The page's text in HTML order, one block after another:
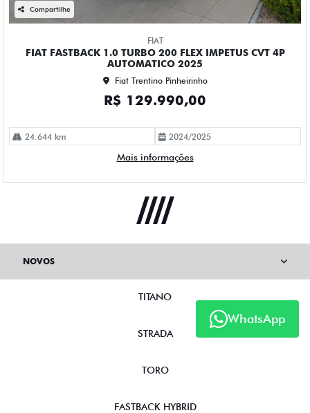
Compartilhe
FIAT
FIAT FASTBACK 1.0 TURBO 200 FLEX IMPETUS CVT 4P
AUTOMATICO 2025
Fiat Trentino Pinheirinho
R$ 129.990,00
24.644 km 2024/2025
Mais informações
WhatsApp
NOVOS
TITANO
STRADA
TORO
FASTBACK HYBRID